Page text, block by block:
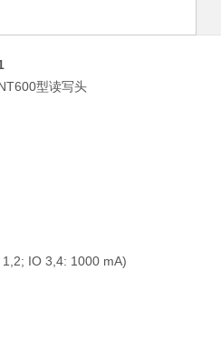
型读写头
IO 3,4: 1000 mA)